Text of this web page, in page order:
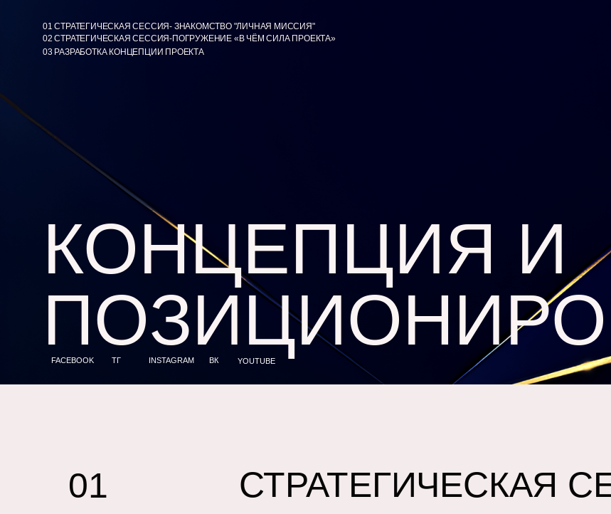
КОНЦЕПЦИЯ И
FACEBOOK INSTAGRAM
ТГ ВК YOUTUBE
01 СТРАТЕГИЧЕСКАЯ СЕССИЯ- ЗНАКОМСТВО "ЛИЧНАЯ МИССИЯ"
03 РАЗРАБОТКА КОНЦЕПЦИИ ПРОЕКТА
02 СТРАТЕГИЧЕСКАЯ СЕССИЯ-ПОГРУЖЕНИЕ «В ЧЁМ СИЛА ПРОЕКТА»
01
СТРАТЕГИЧЕСКАЯ